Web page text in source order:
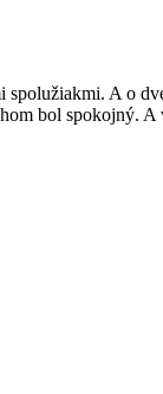
A o
bol spokojný.